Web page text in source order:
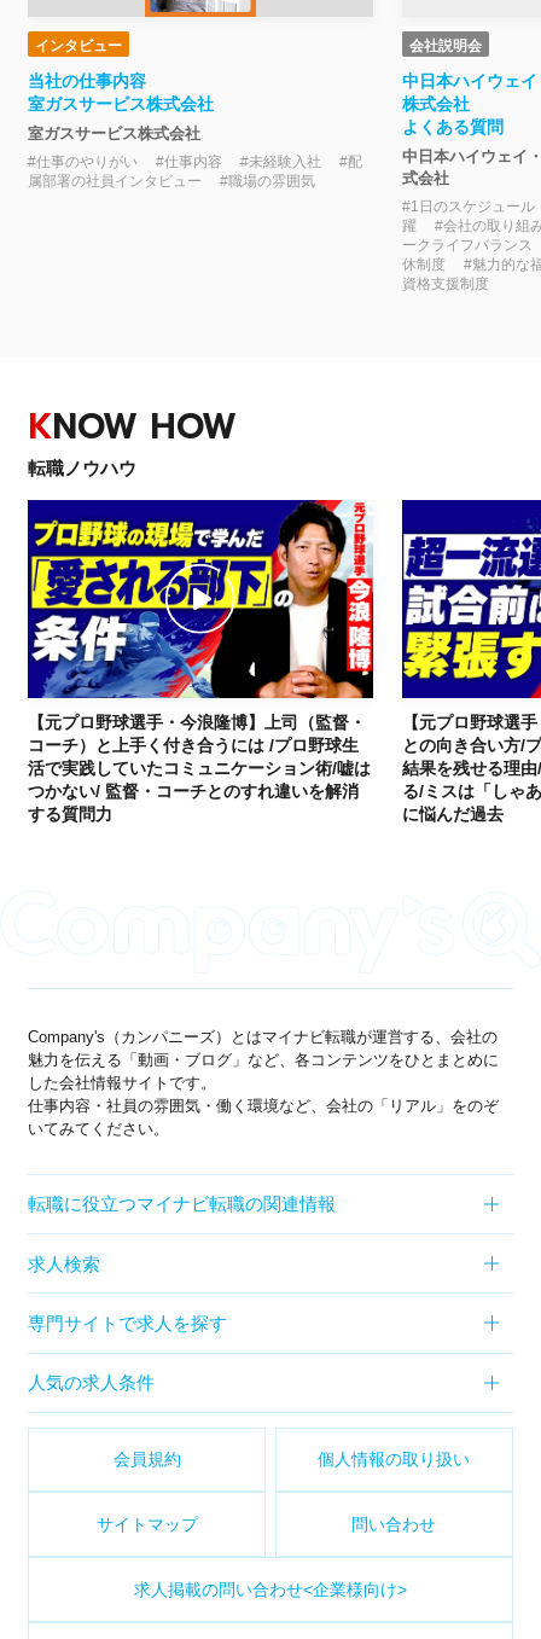
インタビュー
当社の仕事内容
室ガスサービス株式会社
室ガスサービス株式会社
#仕事のやりがい #仕事内容 #未経験入社 #配
属部署の社員インタビュー #職場の雰囲気
会社説明会
中日本ハイウェ
株式会社
よくある質問
中日本ハイウェイ
式会社
#1日のスケジュー
躍 #会社の取り組
ークライフバラン
休制度 #魅力的な
資格支援制度
KNOW HOW
転職ノウハウ
【元プロ野球選手・今浪隆博】上司（監督・
コーチ）と上手く付き合うには /プロ野球生
活で実践していたコミュニケーション術/嘘は
つかない/ 監督・コーチとのすれ違いを解消
する質問力
【元プロ野球選
との向き合い方/
結果を残せる理
る/ミスは「しゃ
に悩んだ過去
Company's（カンパニーズ）とはマイナビ転職が運営する、会社の
魅力を伝える「動画・ブログ」など、各コンテンツをひとまとめに
した会社情報サイトです。
仕事内容・社員の雰囲気・働く環境など、会社の「リアル」をのぞ
いてみてください。
転職に役立つマイナビ転職の関連情報
求人検索
専門サイトで求人を探す
人気の求人条件
会員規約 個人情報の取り扱い
サイトマップ 問い合わせ
求人掲載の問い合わせ<企業様向け>